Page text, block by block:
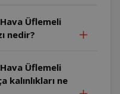
Üflemeli
hızı nedir?
Üflemeli
kalınlıkları ne